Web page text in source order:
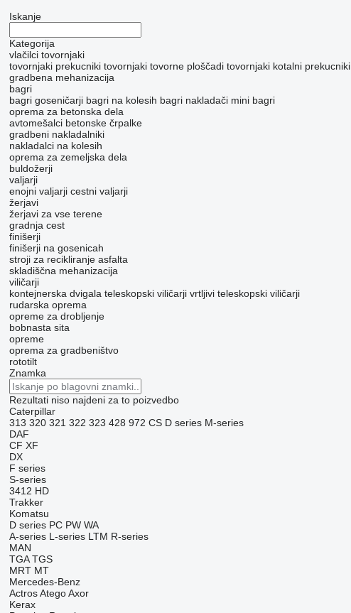
Iskanje
Kategorija
vlačilci tovornjaki
tovornjaki prekucniki tovornjaki tovorne ploščadi tovornjaki kotalni prekucniki
gradbena mehanizacija
bagri
bagri goseničarji bagri na kolesih bagri nakladači mini bagri
oprema za betonska dela
avtomešalci betonske črpalke
gradbeni nakladalniki
nakladalci na kolesih
oprema za zemeljska dela
buldožerji
valjarji
enojni valjarji cestni valjarji
žerjavi
žerjavi za vse terene
gradnja cest
finišerji
finišerji na gosenicah
stroji za recikliranje asfalta
skladiščna mehanizacija
viličarji
kontejnerska dvigala teleskopski viličarji vrtljivi teleskopski viličarji
rudarska oprema
opreme za drobljenje
bobnasta sita
opreme
oprema za gradbeništvo
rototilt
Znamka
Rezultati niso najdeni za to poizvedbo
Caterpillar
313 320 321 322 323 428 972 CS D series M-series
DAF
CF XF
DX
F series
S-series
3412 HD
Trakker
Komatsu
D series PC PW WA
A-series L-series LTM R-series
MAN
TGA TGS
MRT MT
Mercedes-Benz
Actros Atego Axor
Kerax